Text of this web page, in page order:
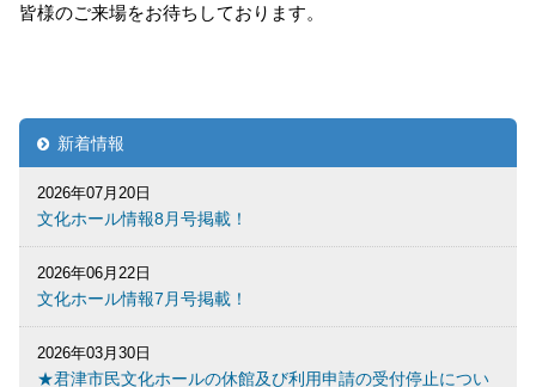
皆様のご来場をお待ちしております。
新着情報
2026年07月20日
文化ホール情報8月号掲載！
2026年06月22日
文化ホール情報7月号掲載！
2026年03月30日
★君津市民文化ホールの休館及び利用申請の受付停止につい